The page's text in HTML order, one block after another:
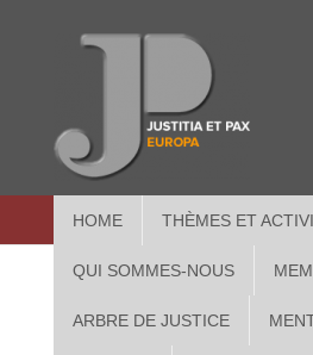
HOME THÈMES ET
QUI SOMMES-NOUS
ARBRE DE JUSTICE